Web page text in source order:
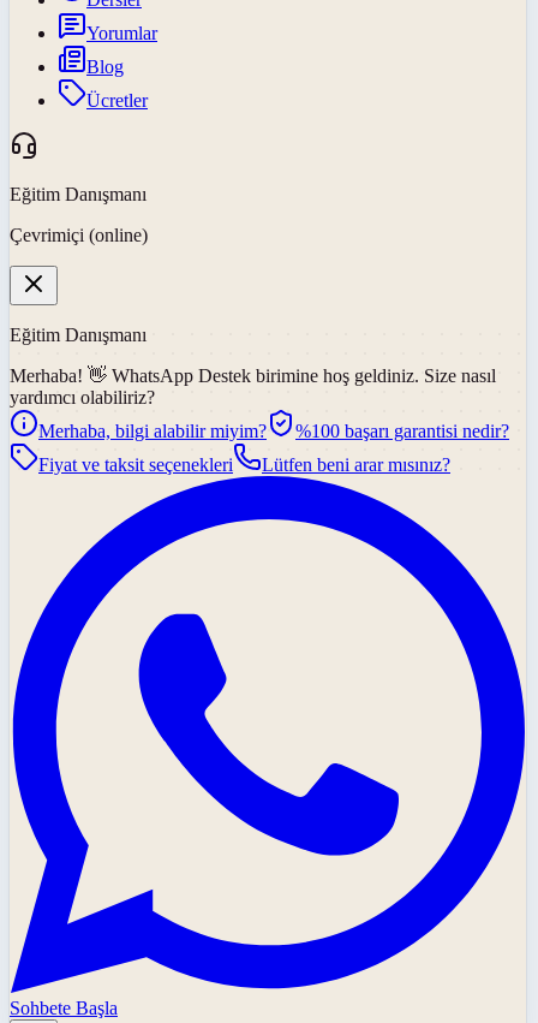
Yorumlar
Blog
Ücretler
Eğitim Danışmanı
Çevrimiçi (online)
Eğitim Danışmanı
Merhaba! 👋 WhatsApp Destek birimine hoş geldiniz. Size nasıl
yardımcı olabiliriz?
Merhaba, bilgi alabilir miyim?
%100 başarı garantisi nedir?
Fiyat ve taksit seçenekleri
Lütfen beni arar mısınız?
Sohbete Başla